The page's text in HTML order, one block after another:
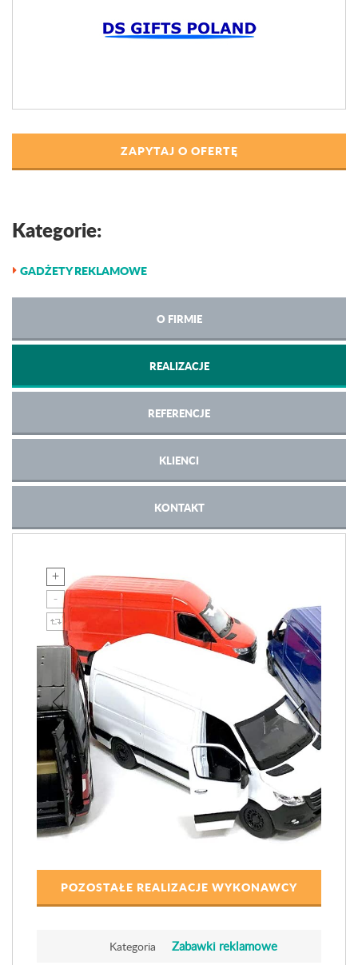
ZAPYTAJ O OFERTĘ
Kategorie:
GADŻETY REKLAMOWE
O FIRMIE
REALIZACJE
REFERENCJE
KLIENCI
KONTAKT
POZOSTAŁE REALIZACJE WYKONAWCY
Kategoria Zabawki reklamowe